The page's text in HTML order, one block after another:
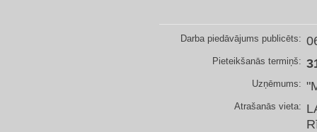
Darba piedāvājums publicēts:
Pieteikšanās termiņš:
Uzņēmums:
Atrašanās vieta: